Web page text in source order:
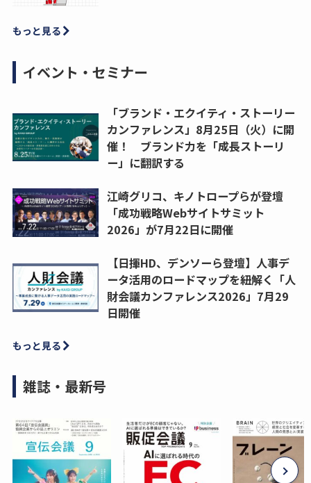
もっと見る
イベント・セミナー
「ブランド・エクイティ・ストーリー
カンファレンス」8月25日（火）に開
催！ ブランド力を「成長ストーリ
ー」に翻訳する
江崎グリコ、キノトロープらが登壇
「成功戦略Webサイトサミット
2026」が7月22日に開催
【日揮HD、デンソーら登壇】人事デ
ータ活用のロードマップを紐解く「人
財会議カンファレンス2026」7月29
日開催
もっと見る
雑誌・最新号